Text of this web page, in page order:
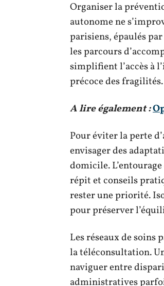
Organiser la
autonome ne
parisiens, épaulés
les parcours
simplifient l’accès à
précoce des fragilités.
A lire également :
Pour éviter la perte
envisager des
domicile.
répit et conseils
rester une priorité.
pour préserver
Les réseaux de soins
la téléconsultation.
naviguer entre
administratives